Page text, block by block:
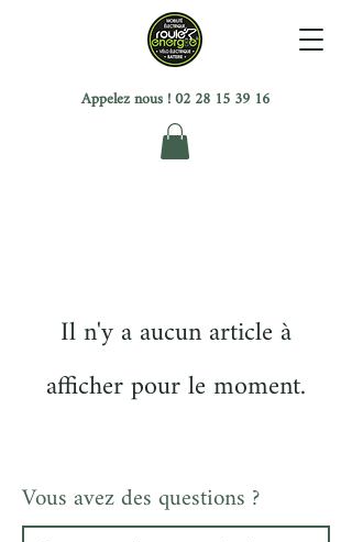
Appelez nous !02 28 15 39 16
Il n'y a aucun article à
afficher pour le moment.
Vous avez des questions ?